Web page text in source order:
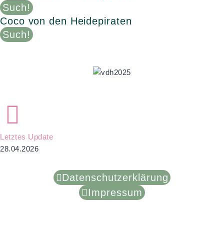
Such!
Coco von den Heidepiraten
Such!
Letztes Update
28.04.2026
Datenschutzerklärung
Impressum